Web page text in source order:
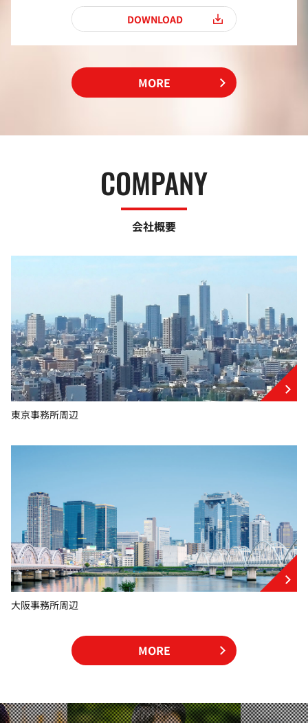
DOWNLOAD
MORE
COMPANY
会社概要
東京事務所周辺
大阪事務所周辺
MORE